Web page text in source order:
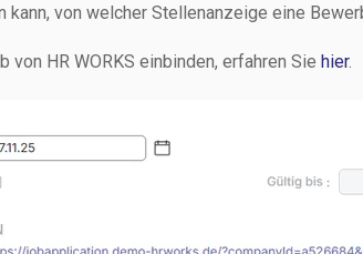
kann, von welcher Stellenanzeige eine
von HR WORKS einbinden, erfahren Sie hier.